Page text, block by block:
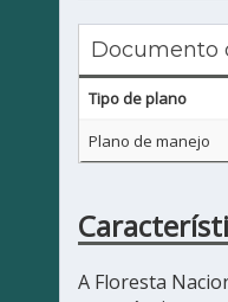
Documento
Tipo de plano
Plano de manejo
A Floresta